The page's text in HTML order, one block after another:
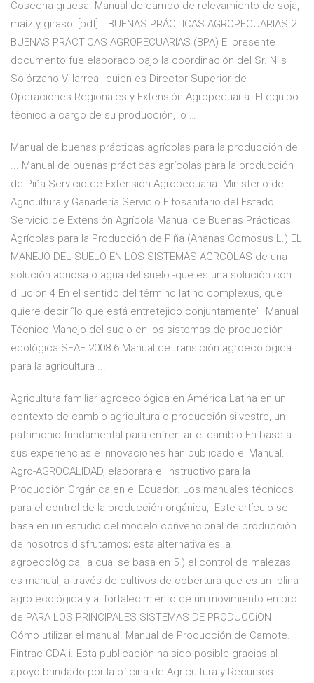
Cosecha gruesa. Manual de campo de relevamiento de soja,
maíz y girasol [pdf]… BUENAS PRÁCTICAS AGROPECUARIAS 2
BUENAS PRÁCTICAS AGROPECUARIAS (BPA) El presente
documento fue elaborado bajo la coordinación del Sr. Nils
Solórzano Villarreal, quien es Director Superior de
Operaciones Regionales y Extensión Agropecuaria. El equipo
técnico a cargo de su producción, lo …
Manual de buenas prácticas agrícolas para la producción de
... Manual de buenas prácticas agrícolas para la producción
de Piña Servicio de Extensión Agropecuaria. Ministerio de
Agricultura y Ganadería Servicio Fitosanitario del Estado
Servicio de Extensión Agrícola Manual de Buenas Prácticas
Agrícolas para la Producción de Piña (Ananas Comosus L.) EL
MANEJO DEL SUELO EN LOS SISTEMAS AGRCOLAS de una
solución acuosa o agua del suelo -que es una solución con
dilución 4 En el sentido del término latino complexus, que
quiere decir “lo que está entretejido conjuntamente”. Manual
Técnico Manejo del suelo en los sistemas de producción
ecológica SEAE 2008 6 Manual de transición agroecològica
para la agricultura ...
Agricultura familiar agroecológica en América Latina en un
contexto de cambio agricultura o producción silvestre, un
patrimonio fundamental para enfrentar el cambio En base a
sus experiencias e innovaciones han publicado el Manual.
Agro-AGROCALIDAD, elaborará el Instructivo para la
Producción Orgánica en el Ecuador. Los manuales técnicos
para el control de la producción orgánica, Este artículo se
basa en un estudio del modelo convencional de producción
de nosotros disfrutamos; esta alternativa es la
agroecológica, la cual se basa en 5 ) el control de malezas
es manual, a través de cultivos de cobertura que es un plina
agro ecológica y al fortalecimiento de un movimiento en pro
de PARA LOS PRINCIPALES SISTEMAS DE PRODUCCiÓN .
Cómo utilizar el manual. Manual de Producción de Camote.
Fintrac CDA i. Esta publicación ha sido posible gracias al
apoyo brindado por la oficina de Agricultura y Recursos.